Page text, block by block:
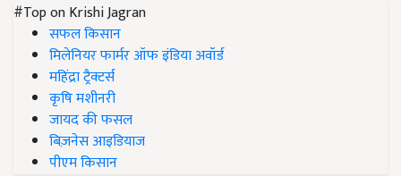
#Top on Krishi Jagran
सफल किसान
मिलेनियर फार्मर ऑफ इंडिया अवॉर्ड
महिंद्रा ट्रैक्टर्स
कृषि मशीनरी
जायद की फसल
बिज़नेस आइडियाज
पीएम किसान